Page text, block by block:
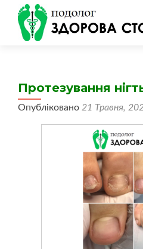
Протезування
Опубліковано 21 Травня,